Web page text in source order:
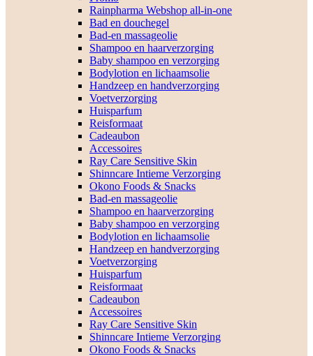
Rainpharma Webshop all-in-one
Bad en douchegel
Bad-en massageolie
Shampoo en haarverzorging
Baby shampoo en verzorging
Bodylotion en lichaamsolie
Handzeep en handverzorging
Voetverzorging
Huisparfum
Reisformaat
Cadeaubon
Accessoires
Ray Care Sensitive Skin
Shinncare Intieme Verzorging
Okono Foods & Snacks
Bad-en massageolie
Shampoo en haarverzorging
Baby shampoo en verzorging
Bodylotion en lichaamsolie
Handzeep en handverzorging
Voetverzorging
Huisparfum
Reisformaat
Cadeaubon
Accessoires
Ray Care Sensitive Skin
Shinncare Intieme Verzorging
Okono Foods & Snacks